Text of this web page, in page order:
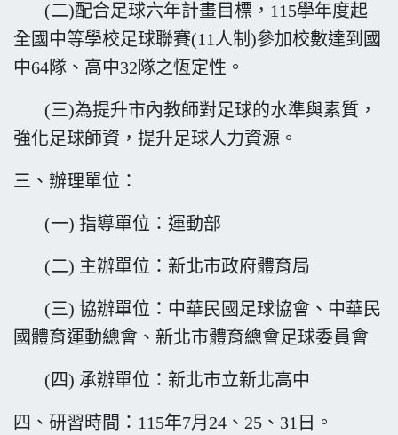
(二)配合足球六年計畫目標，115學年度起
全國中等學校足球聯賽(11人制)參加校數達到國
中64隊、高中32隊之恆定性。
(三)為提升市內教師對足球的水準與素質，
強化足球師資，提升足球人力資源。
三、辦理單位：
(一) 指導單位：運動部
(二) 主辦單位：新北市政府體育局
(三) 協辦單位：中華民國足球協會、中華民
國體育運動總會、新北市體育總會足球委員會
(四) 承辦單位：新北市立新北高中
四、研習時間：115年7月24、25、31日。